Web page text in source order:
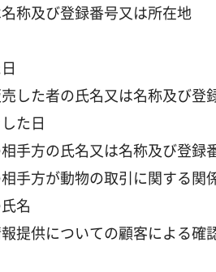
称及び登録番号又は所在地
した者の氏名又は名称及び登
た日
手方の氏名又は名称及び登録
手方が動物の取引に関する
名
提供についての顧客による確